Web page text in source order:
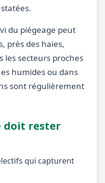
du piégeage peut
près des haies,
les secteurs proches
humides ou dans
sont régulièrement
doit rester
qui capturent